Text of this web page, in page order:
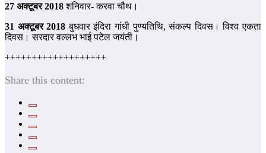
27 अक्‍टूबर 2018शनिवार- करवा चौथ।
31 अक्‍टूबर 2018 बुधवार इंदिरा गांधी पुण्‍यतिथि, संकल्‍प दिवस। विश्‍व एकता
दिवस। सरदार वल्‍लभ भाई पटेल जयंती।
+++++++++++++++++++
Share this content: